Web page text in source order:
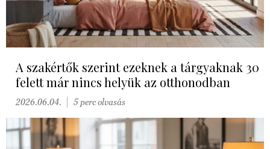
A szakértők szerint ezeknek a tárgyaknak 30
felett már nincs helyük az otthonodban
2026.06.04. 5 perc olvasás